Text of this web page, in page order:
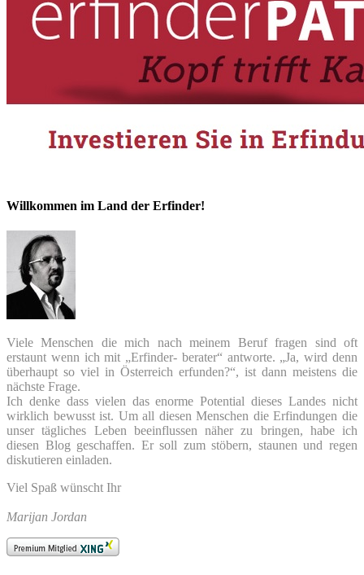
Willkommen im Land der Erfinder!
Viele Menschen die mich nach meinem Beruf fragen sind oft
erstaunt wenn ich mit „Erfinder- berater“ antworte. „Ja, wird denn
überhaupt so viel in Österreich erfunden?“, ist dann meistens die
nächste Frage.
Ich denke dass vielen das enorme Potential dieses Landes nicht
wirklich bewusst ist. Um all diesen Menschen die Erfindungen die
unser tägliches Leben beeinflussen näher zu bringen, habe ich
diesen Blog geschaffen. Er soll zum stöbern, staunen und regen
diskutieren einladen.
Viel Spaß wünscht Ihr
Marijan Jordan